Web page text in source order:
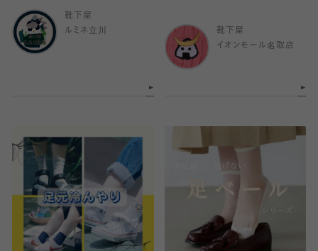
靴下屋
ルミネ立川
靴下屋
イオンモール名取店